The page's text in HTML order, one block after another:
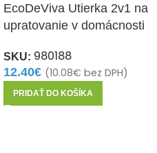
EcoDeViva Utierka 2v1 na
upratovanie v domácnosti
SKU: 980188
12.40€ (10.08€ bez DPH)
PRIDAŤ DO KOŠÍKA